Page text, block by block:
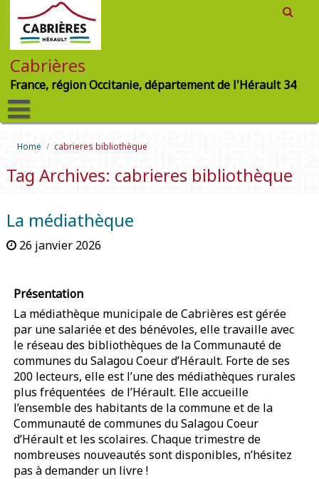
Cabrières
France, région Occitanie, département de l'Hérault 34
Home / cabrieres bibliothèque
Tag Archives: cabrieres bibliothèque
La médiathèque
26 janvier 2026
Présentation
La médiathèque municipale de Cabrières est gérée
par une salariée et des bénévoles, elle travaille avec
le réseau des bibliothèques de la Communauté de
communes du Salagou Coeur d’Hérault. Forte de ses
200 lecteurs, elle est l’une des médiathèques rurales
plus fréquentées de l’Hérault. Elle accueille
l’ensemble des habitants de la commune et de la
Communauté de communes du Salagou Coeur
d’Hérault et les scolaires. Chaque trimestre de
nombreuses nouveautés sont disponibles, n’hésitez
pas à demander un livre !